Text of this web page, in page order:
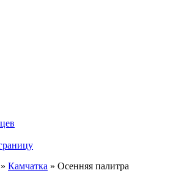
» Камчатка » Осенняя палитра